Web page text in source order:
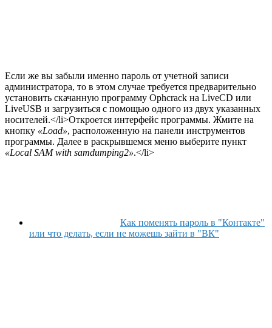
Если же вы забыли именно пароль от учетной записи
администратора, то в этом случае требуется предварительно
установить скачанную программу Ophcrack на LiveCD или
LiveUSB и загрузиться с помощью одного из двух указанных
носителей.</li>Откроется интерфейс программы. Жмите на
кнопку «Load», расположенную на панели инструментов
программы. Далее в раскрывшемся меню выберите пункт
«Local SAM with samdumping2».</li>
Как поменять пароль в "Контакте"
или что делать, если не можешь зайти в "ВК"